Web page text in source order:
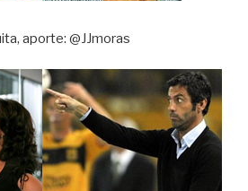
aporte: @JJmoras